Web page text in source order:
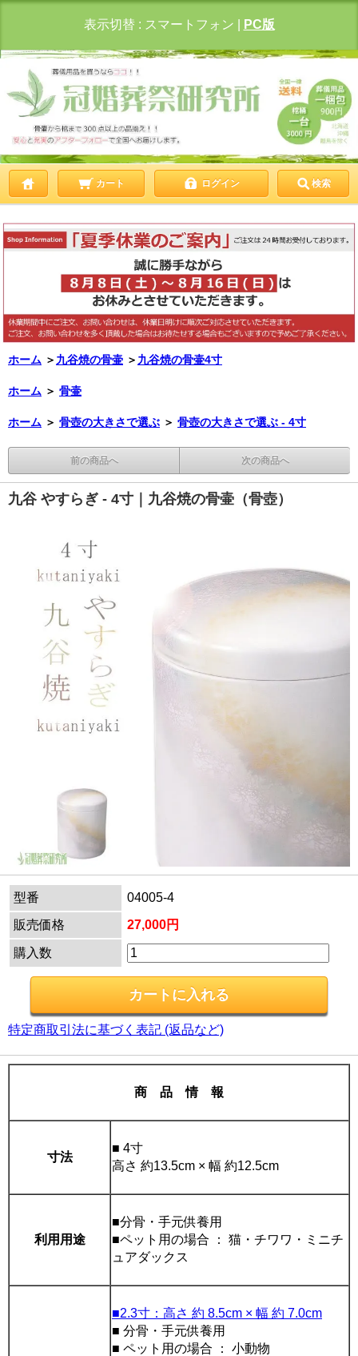
表示切替 : スマートフォン PC版
カート ログイン 検索
ホーム ＞ 九谷焼の骨壷 ＞ 九谷焼の骨壷4寸
ホーム ＞ 骨壷
ホーム ＞ 骨壺の大きさで選ぶ ＞ 骨壺の大きさで選ぶ - 4寸
前の商品へ 次の商品へ
九谷 やすらぎ - 4寸｜九谷焼の骨壷（骨壺）
型番
04005-4
販売価格
27,000円
購入数
特定商取引法に基づく表記 (返品など)
商 品 情 報
寸法
■ 4寸
高さ 約13.5cm × 幅 約12.5cm
利用用途
■分骨・手元供養用
■ペット用の場合 ： 猫・チワワ・ミニチ
ュアダックス
■2.3寸：高さ 約 8.5cm × 幅 約 7.0cm
■ 分骨・手元供養用
■ ペット用の場合 ： 小動物